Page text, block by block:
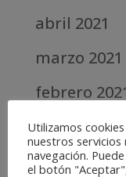
abril 2021
marzo 2021
febrero
diciembre
abril 2020
Utilizamos
nuestros servicios
navegación.
el botón